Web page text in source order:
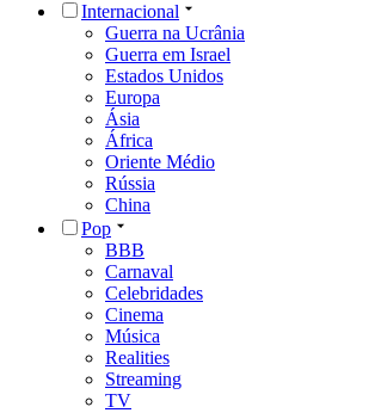
Internacional
Guerra na Ucrânia
Guerra em Israel
Estados Unidos
Europa
Ásia
África
Oriente Médio
Rússia
China
Pop
BBB
Carnaval
Celebridades
Cinema
Música
Realities
Streaming
TV